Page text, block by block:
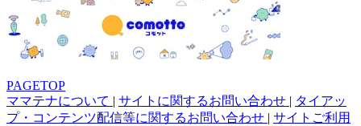
PAGETOP
ママテナについて | サイトに関するお問い合わせ | タイアッ
プ・コンテンツ配信等に関するお問い合わせ | サイトご利用